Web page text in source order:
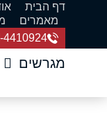
דף הבית
מאמרים
4410924
מגרשים